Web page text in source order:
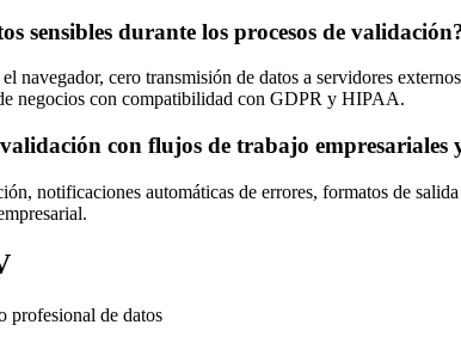
sensibles durante los procesos de
navegador, cero transmisión de datos a servidores
negocios con compatibilidad con GDPR y HIPAA.
con flujos de trabajo empresariales
notificaciones automáticas de errores, formatos de
profesional de datos